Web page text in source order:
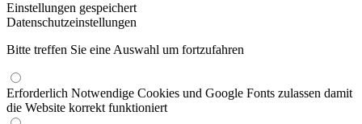
Einstellungen gespeichert
Datenschutzeinstellungen
Bitte treffen Sie eine Auswahl um fortzufahren
Erforderlich Notwendige Cookies und Google Fonts zulassen damit
die Website korrekt funktioniert